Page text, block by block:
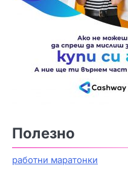
Полезно
работни маратонки